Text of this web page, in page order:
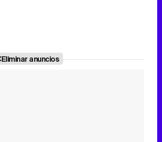
Eliminar anuncios